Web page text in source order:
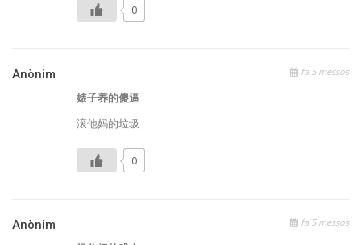
0
Anònim fa 5 messos
婊子养的傻逼
滚他妈的垃圾
0
Anònim fa 5 messos